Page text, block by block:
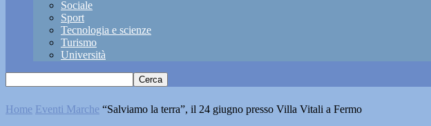
Sociale
Sport
Tecnologia e scienze
Turismo
Università
Home Eventi Marche “Salviamo la terra”, il 24 giugno presso Villa Vitali a Fermo